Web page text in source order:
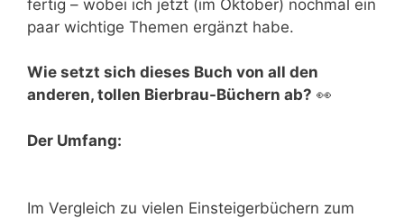
fertig – wobei ich jetzt (im Oktober) nochmal ein
paar wichtige Themen ergänzt habe.
Wie setzt sich dieses Buch von all den
anderen, tollen Bierbrau-Büchern ab? 👀
Der Umfang:
Im Vergleich zu vielen Einsteigerbüchern zum